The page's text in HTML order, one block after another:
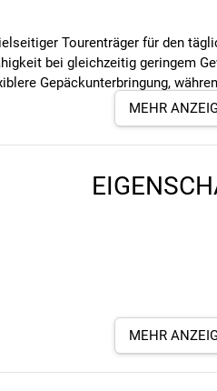
Tourenträger für den
bei gleichzeitig geringem
Gepäckunterbringung,
MEHR
MEHR